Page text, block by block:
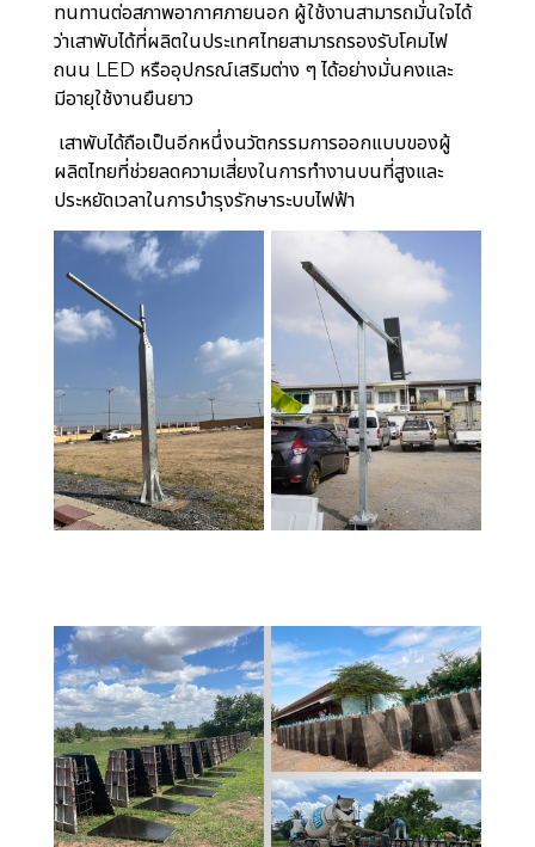
ทนทานต่อสภาพอากาศภายนอก ผู้ใช้งานสามารถมั่นใจได้
ว่าเสาพับได้ที่ผลิตในประเทศไทยสามารถรองรับโคมไฟ
ถนน LED หรืออุปกรณ์เสริมต่าง ๆ ได้อย่างมั่นคงและ
มีอายุใช้งานยืนยาว
เสาพับได้ถือเป็นอีกหนึ่งนวัตกรรมการออกแบบของผู้
ผลิตไทยที่ช่วยลดความเสี่ยงในการทำงานบนที่สูงและ
ประหยัดเวลาในการบำรุงรักษาระบบไฟฟ้า